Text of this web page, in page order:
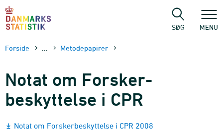
sidens
SØG MENU
Forside Metode­papirer
Notat om Forsker­
beskyttelse i CPR
Notat om Forskerbeskyttelse i CPR 2008